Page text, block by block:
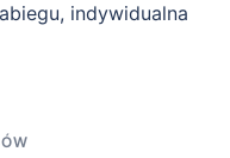
indywidualna